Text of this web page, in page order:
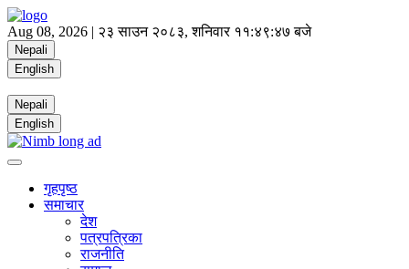
Aug 08, 2026 | २३ साउन २०८३, शनिवार ११:४९:४७ बजे
Nepali
English
Nepali
English
गृहपृष्ठ
समाचार
देश
पत्रपत्रिका
राजनीति